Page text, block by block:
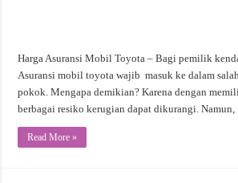
Harga Asuransi Mobil Toyota – Bagi pemilik
Asuransi mobil toyota wajib masuk ke dalam
pokok. Mengapa demikian? Karena dengan
berbagai resiko kerugian dapat dikurangi.
Read More »